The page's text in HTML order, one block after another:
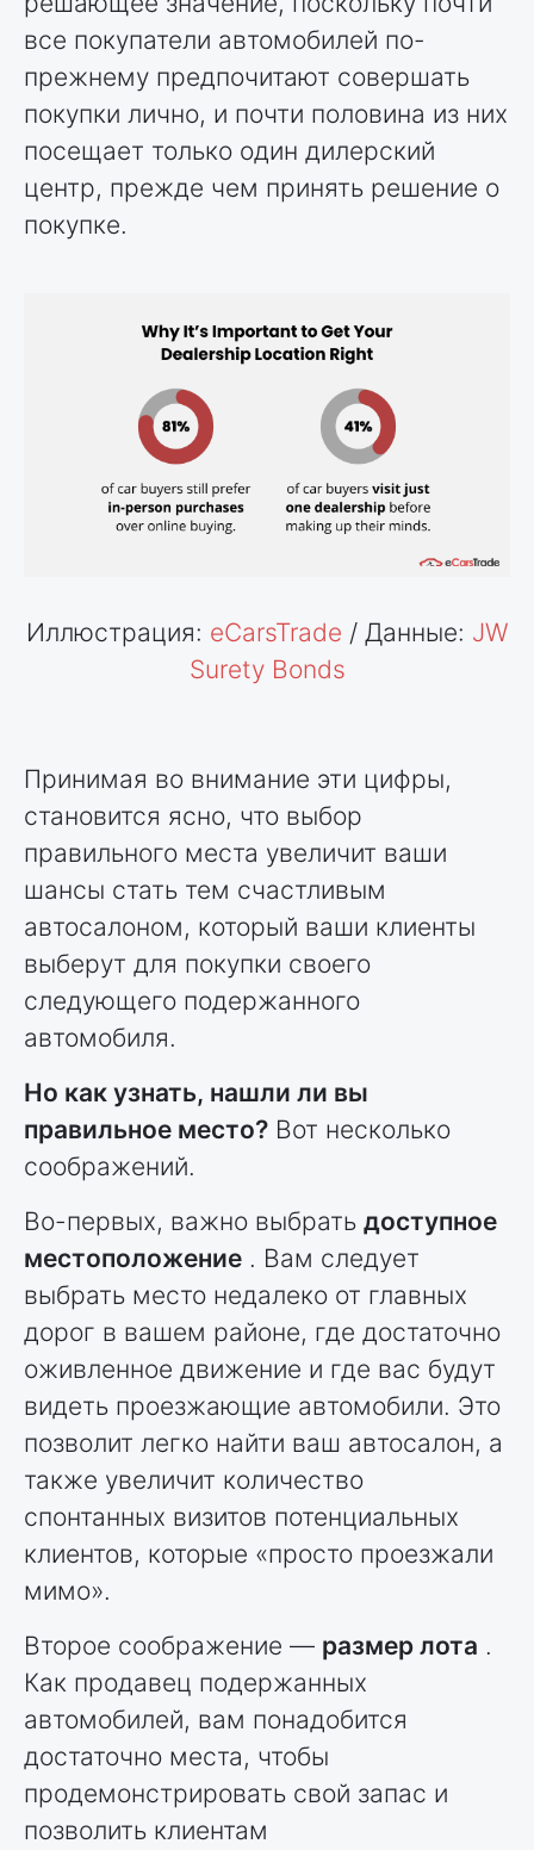
все покупатели автомобилей по-
прежнему предпочитают совершать
покупки лично, и почти половина из них
посещает только один дилерский
центр, прежде чем принять решение о
покупке.
Иллюстрация: eCarsTrade / Данные: JW
Surety Bonds
Принимая во внимание эти цифры,
становится ясно, что выбор
правильного места увеличит ваши
шансы стать тем счастливым
автосалоном, который ваши клиенты
выберут для покупки своего
следующего подержанного
автомобиля.
Но как узнать, нашли ли вы
правильное место? Вот несколько
соображений.
Во-первых, важно выбрать доступное
местоположение . Вам следует
выбрать место недалеко от главных
дорог в вашем районе, где достаточно
оживленное движение и где вас будут
видеть проезжающие автомобили. Это
позволит легко найти ваш автосалон, а
также увеличит количество
спонтанных визитов потенциальных
клиентов, которые «просто проезжали
мимо».
Второе соображение — размер лота .
Как продавец подержанных
автомобилей, вам понадобится
достаточно места, чтобы
продемонстрировать свой запас и
позволить клиентам